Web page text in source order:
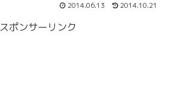
2014.06.13 2014.10.21
スポンサーリンク